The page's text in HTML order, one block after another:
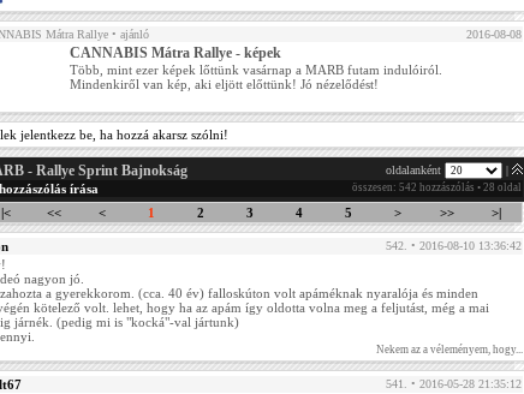
Mátra Rallye • ajánló 2016-08-08
CANNABIS Mátra Rallye - képek
Több, mint ezer képek lőttünk vasárnap a MARB futam indulóiról.
Mindenkiről van kép, aki eljött előttünk! Jó nézelődést!
jelentkezz be, ha hozzá akarsz szólni!
- Rallye Sprint Bajnokság oldalanként
írása összesen: 542 hozzászólás • 28 oldal
|< << < 1 2 3 4 5 > >> >|
542. • 2016-08-10 13:36:42
nagyon jó.
a gyerekkorom. (cca. 40 év) falloskúton volt apáméknak nyaralója és minden
kötelező volt. lehet, hogy ha az apám így oldotta volna meg a feljutást, még a mai
járnék. (pedig mi is "kocká"-val jártunk)
Nekem az a véleményem, hogy...
541. • 2016-05-28 21:35:12